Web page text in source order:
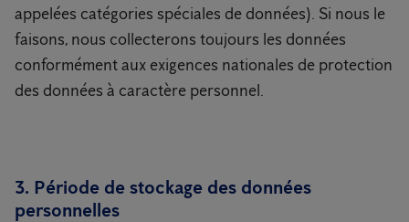
appelées catégories spéciales de données). Si nous le
faisons, nous collecterons toujours les données
conformément aux exigences nationales de protection
des données à caractère personnel.
3. Période de stockage des données
personnelles